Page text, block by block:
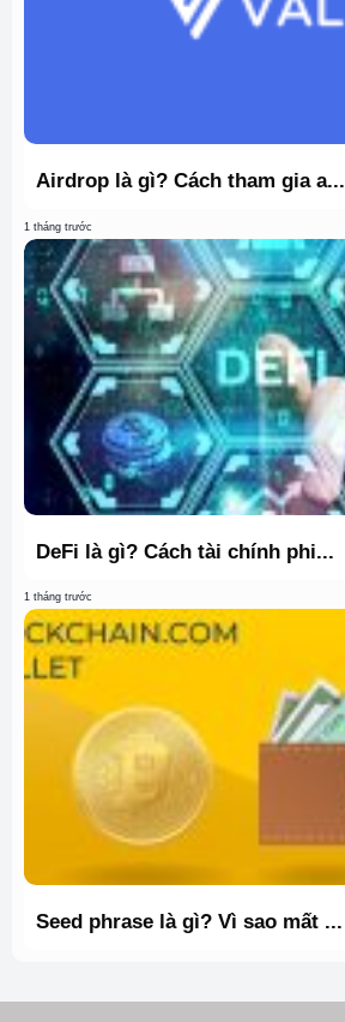
Airdrop là gì? Cách tham gia a...
1 tháng trước
DeFi là gì? Cách tài chính phi...
1 tháng trước
Seed phrase là gì? Vì sao mất ...